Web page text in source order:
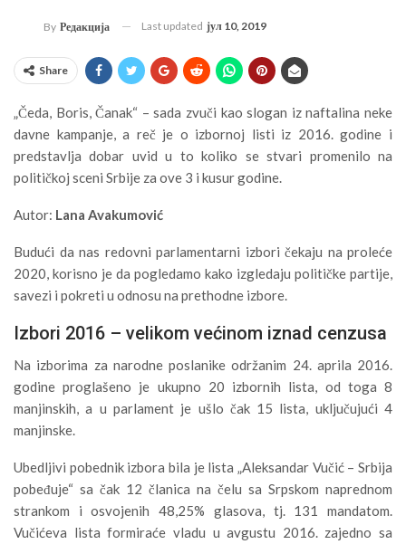
By Редакција Last updated јул 10, 2019
Share
„Čeda, Boris, Čanak“ – sada zvuči kao slogan iz naftalina neke
davne kampanje, a reč je o izbornoj listi iz 2016. godine i
predstavlja dobar uvid u to koliko se stvari promenilo na
političkoj sceni Srbije za ove 3 i kusur godine.
Autor: Lana Avakumović
Budući da nas redovni parlamentarni izbori čekaju na proleće
2020, korisno je da pogledamo kako izgledaju političke partije,
savezi i pokreti u odnosu na prethodne izbore.
Izbori 2016 – velikom većinom iznad cenzusa
Na izborima za narodne poslanike održanim 24. aprila 2016.
godine proglašeno je ukupno 20 izbornih lista, od toga 8
manjinskih, a u parlament je ušlo čak 15 lista, uključujući 4
manjinske.
Ubedljivi pobednik izbora bila je lista „Aleksandar Vučić – Srbija
pobeđuje“ sa čak 12 članica na čelu sa Srpskom naprednom
strankom i osvojenih 48,25% glasova, tj. 131 mandatom.
Vučićeva lista formiraće vladu u avgustu 2016. zajedno sa